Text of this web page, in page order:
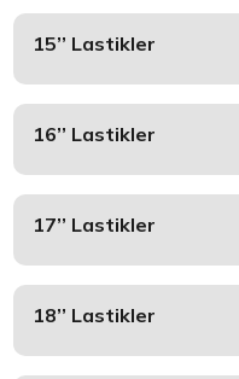
15’’ Lastikler
16’’ Lastikler
17’’ Lastikler
18’’ Lastikler